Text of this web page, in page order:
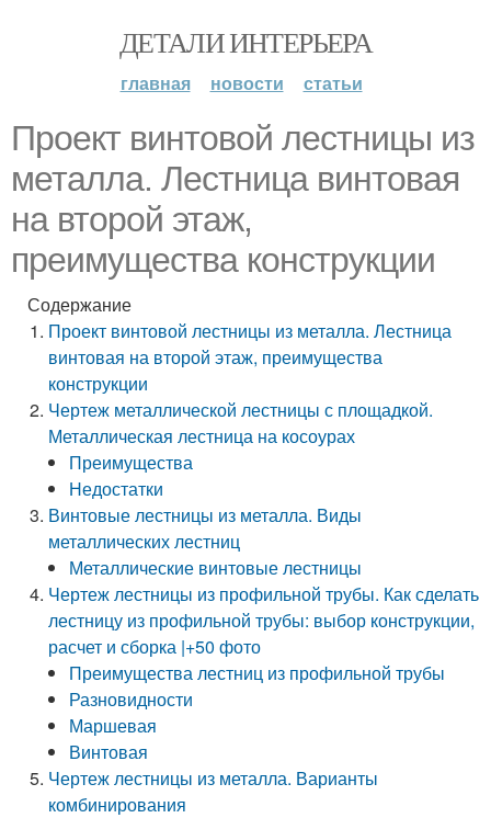
ДЕТАЛИ ИНТЕРЬЕРА
главная новости статьи
Проект винтовой лестницы из
металла. Лестница винтовая
на второй этаж,
преимущества конструкции
Содержание
Проект винтовой лестницы из металла. Лестница
винтовая на второй этаж, преимущества
конструкции
Чертеж металлической лестницы с площадкой.
Металлическая лестница на косоурах
Преимущества
Недостатки
Винтовые лестницы из металла. Виды
металлических лестниц
Металлические винтовые лестницы
Чертеж лестницы из профильной трубы. Как сделать
лестницу из профильной трубы: выбор конструкции,
расчет и сборка |+50 фото
Преимущества лестниц из профильной трубы
Разновидности
Маршевая
Винтовая
Чертеж лестницы из металла. Варианты
комбинирования